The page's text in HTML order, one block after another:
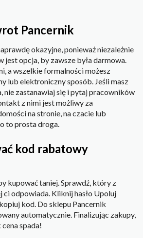
Pancernik
okazyjne, ponieważ niezależnie
jest opcja, by zawsze była darmowa.
a wszelkie formalności możesz
lub elektroniczny sposób. Jeśli masz
nie zastanawiaj się i pytaj pracowników
z nimi jest możliwy za
na stronie, na czacie lub
to prosta droga.
kod rabatowy
kupować taniej. Sprawdź, który z
ci odpowiada. Kliknij hasło Upoluj
kod. Do sklepu Pancernik
automatycznie. Finalizując zakupy,
spada!